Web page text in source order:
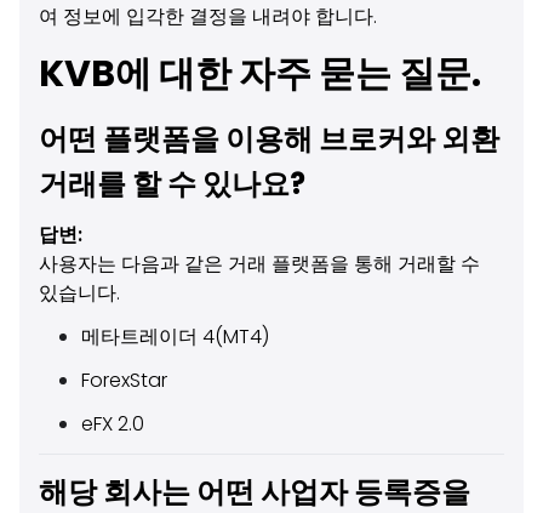
여 정보에 입각한 결정을 내려야 합니다.
KVB에 대한 자주 묻는 질문.
어떤 플랫폼을 이용해 브로커와 외환
거래를 할 수 있나요?
답변:
사용자는 다음과 같은 거래 플랫폼을 통해 거래할 수
있습니다.
메타트레이더 4(MT4)
ForexStar
eFX 2.0
해당 회사는 어떤 사업자 등록증을